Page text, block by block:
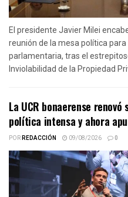
El presidente Javier Milei
reunión de la mesa política
parlamentaria, tras el
Inviolabilidad de la Propiedad
La UCR bonaerense
política intensa y ahora
PORREDACCIÓN 09/08/2026 0